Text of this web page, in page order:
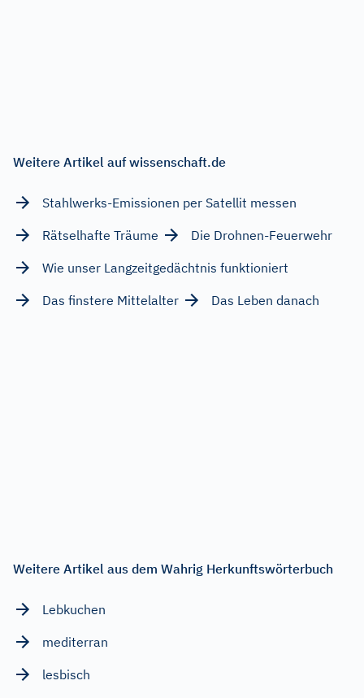
Weitere Artikel auf wissenschaft.de
Stahlwerks-Emissionen per Satellit messen
Rätselhafte Träume
Die Drohnen-Feuerwehr
Wie unser Langzeitgedächtnis funktioniert
Das finstere Mittelalter
Das Leben danach
Weitere Artikel aus dem Wahrig Herkunftswörterbuch
Lebkuchen
mediterran
lesbisch